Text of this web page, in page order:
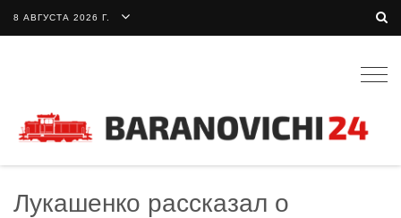
8 АВГУСТА 2026 Г.
Лукашенко рассказал о